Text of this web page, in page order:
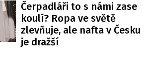
Čerpadláři to s námi zase
koulí? Ropa ve světě
zlevňuje, ale nafta v Česku
je dražší